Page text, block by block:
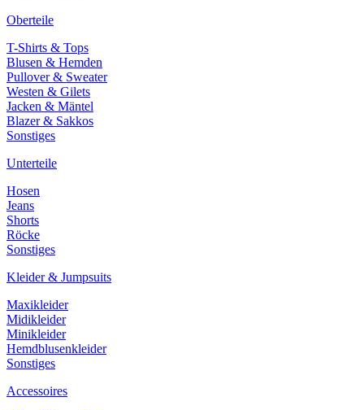
Oberteile
T-Shirts & Tops
Blusen & Hemden
Pullover & Sweater
Westen & Gilets
Jacken & Mäntel
Blazer & Sakkos
Sonstiges
Unterteile
Hosen
Jeans
Shorts
Röcke
Sonstiges
Kleider & Jumpsuits
Maxikleider
Midikleider
Minikleider
Hemdblusenkleider
Sonstiges
Accessoires